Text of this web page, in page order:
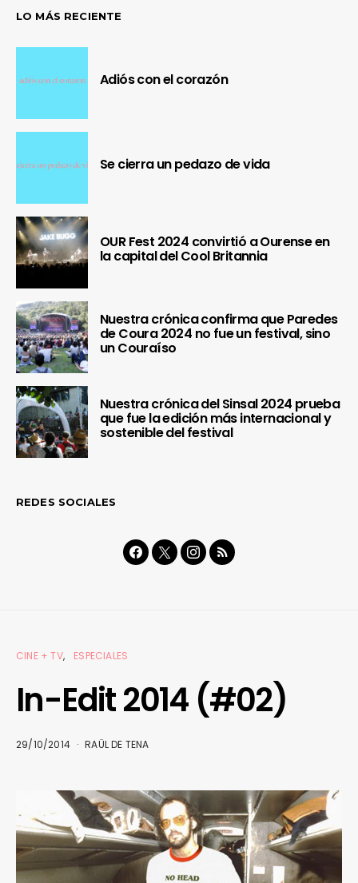
LO MÁS RECIENTE
Adiós con el corazón
Se cierra un pedazo de vida
OUR Fest 2024 convirtió a Ourense en
la capital del Cool Britannia
Nuestra crónica confirma que Paredes
de Coura 2024 no fue un festival, sino
un Couraíso
Nuestra crónica del Sinsal 2024 prueba
que fue la edición más internacional y
sostenible del festival
REDES SOCIALES
CINE + TV ESPECIALES
In-Edit 2014 (#02)
29/10/2014 RAÜL DE TENA